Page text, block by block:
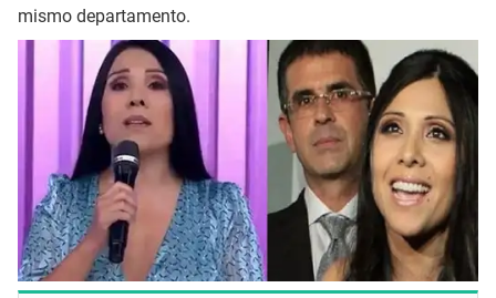
mismo departamento.